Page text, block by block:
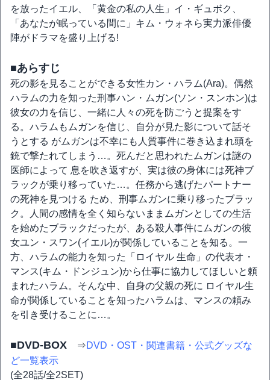
を放ったイエル、「黄金の私の人生」イ・ギュボク、
「あなたが眠っている間に」キム・ウォネら実力派俳優
陣がドラマを盛り上げる!
■あらすじ
死の影を見ることができる女性カン・ハラム(Ara)。偶然
ハラムの力を知った刑事ハン・ムガン(ソン・スンホン)は
彼女の力を信じ、一緒に人々の死を防ごうと提案をす
る。ハラムもムガンを信じ、自分が見た影について話そ
うとする がムガンは不幸にも人質事件に巻き込まれ頭を
銃で撃たれてしまう…。死んだと思われたムガンは謎の
医師によって 息を吹き返すが、実は彼の身体には死神ブ
ラックが乗り移っていた…。任務から逃げたパートナー
の死神を見つける ため、刑事ムガンに乗り移ったブラッ
ク。人間の感情を全く知らないままムガンとしての生活
を始めたブラックだったが、ある殺人事件にムガンの彼
女ユン・スワン(イエル)が関係していることを知る。一
方、ハラムの能力を知った「ロイヤル 生命」の代表オ・
マンス(キム・ドンジュン)から仕事に協力してほしいと頼
まれたハラム。そんな中、自身の父親の死に ロイヤル生
命が関係していることを知ったハラムは、マンスの頼み
を引き受けることに…。
■DVD-BOX ⇒DVD・OST・関連書籍・公式グッズな
ど一覧表示
(全28話/全2SET)